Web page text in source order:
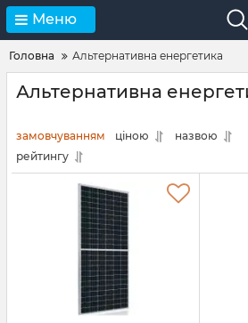
Меню
Головна Альтернативна енергетика
Альтернативна
замовчуванням ціною
назвою
рейтингу